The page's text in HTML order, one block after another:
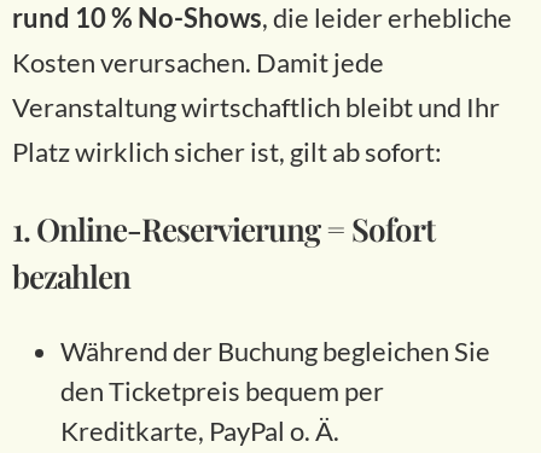
rund 10 % No-Shows, die leider erhebliche
Kosten verursachen. Damit jede
Veranstaltung wirtschaftlich bleibt und Ihr
Platz wirklich sicher ist, gilt ab sofort:
1. Online-Reservierung = Sofort
bezahlen
Während der Buchung begleichen Sie
den Ticketpreis bequem per
Kreditkarte, PayPal o. Ä.